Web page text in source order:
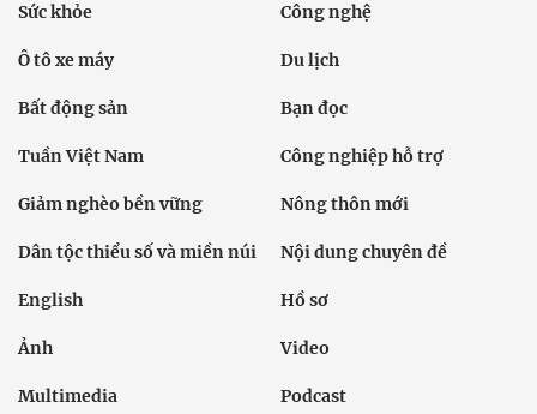
Sức khỏe Công nghệ
Ô tô xe máy Du lịch
Bất động sản Bạn đọc
Tuần Việt Nam Công nghiệp hỗ trợ
Giảm nghèo bền vững Nông thôn mới
Dân tộc thiểu số và miền núi Nội dung chuyên đề
English Hồ sơ
Ảnh Video
Multimedia Podcast